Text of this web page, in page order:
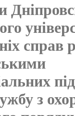
справ
з